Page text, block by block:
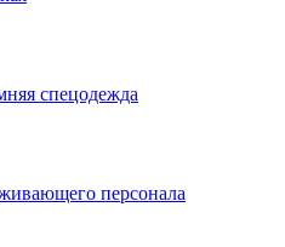
спецодежда
персонала